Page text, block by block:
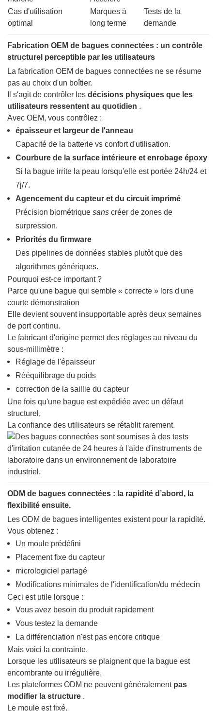
Cas d'utilisation
optimal
Marques à
long terme
Tests de la
demande
Fabrication OEM de bagues connectées : un contrôle
structurel perceptible par les utilisateurs
La fabrication OEM de bagues connectées ne se résume
pas au choix d'un boîtier.
Il s'agit de contrôler les décisions physiques que les
utilisateurs ressentent au quotidien .
Avec OEM, vous contrôlez :
épaisseur et largeur de l'anneau
Capacité de la batterie vs confort d'utilisation.
Courbure de la surface intérieure et enrobage époxy
Si la bague irrite la peau lorsqu'elle est portée 24h/24 et
7j/7.
Agencement du capteur et du circuit imprimé
Précision biométrique sanscréer de zones de
surpression.
Priorités du firmware
Des pipelines de données stables plutôt que des
algorithmes génériques.
Pourquoi est-ce important ?
Parce qu'une bague qui semble « correcte » lors d'une
courte démonstration
Elle devient souvent insupportable après deux semaines
de port continu.
Le fabricant d'origine permet des réglages au niveau du
sous-millimètre :
Réglage de l'épaisseur
Rééquilibrage du poids
correction de la saillie du capteur
Une fois qu'une bague est expédiée avec un défaut
structurel,
La confiance des utilisateurs se rétablit rarement.
ODM de bagues connectées : la rapidité d’abord, la
flexibilité ensuite.
Les ODM de bagues intelligentes existent pour la rapidité.
Vous obtenez :
Un moule prédéfini
Placement fixe du capteur
micrologiciel partagé
Modifications minimales de l'identification/du médecin
Ceci est utile lorsque :
Vous avez besoin du produit rapidement
Vous testez la demande
La différenciation n'est pas encore critique
Mais voici la contrainte.
Lorsque les utilisateurs se plaignent que la bague est
encombrante ou irrégulière,
Les plateformes ODM ne peuvent généralement pas
modifier la structure .
Le moule est fixé.